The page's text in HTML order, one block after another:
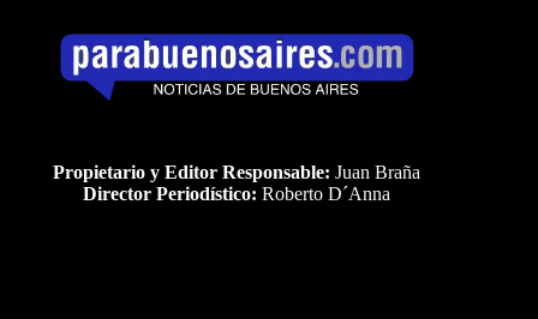
Propietario y Editor Responsable: Juan Braña
Director Periodístico: Roberto D´Anna